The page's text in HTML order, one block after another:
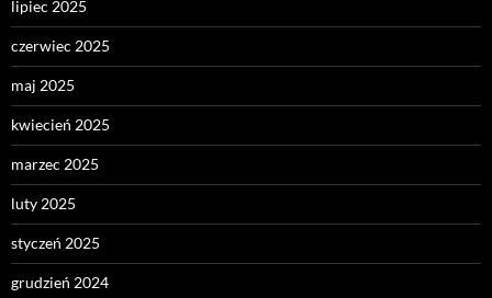
lipiec 2025
czerwiec 2025
maj 2025
kwiecień 2025
marzec 2025
luty 2025
styczeń 2025
grudzień 2024